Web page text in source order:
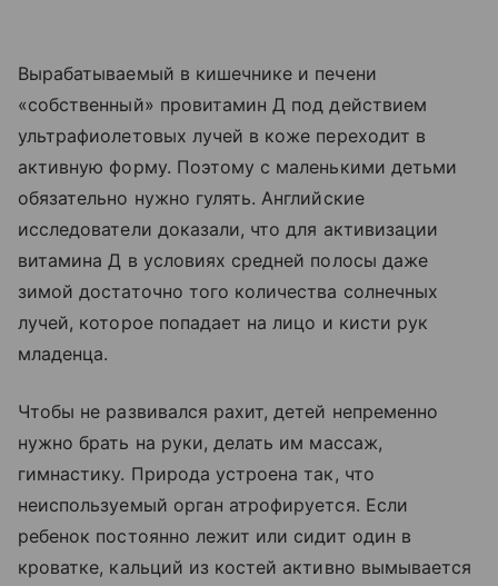
Вырабатываемый в кишечнике и печени
«собственный» провитамин Д под действием
ультрафиолетовых лучей в коже переходит в
активную форму. Поэтому с маленькими детьми
обязательно нужно гулять. Английские
исследователи доказали, что для активизации
витамина Д в условиях средней полосы даже
зимой достаточно того количества солнечных
лучей, которое попадает на лицо и кисти рук
младенца.
Чтобы не развивался рахит, детей непременно
нужно брать на руки, делать им массаж,
гимнастику. Природа устроена так, что
неиспользуемый орган атрофируется. Если
ребенок постоянно лежит или сидит один в
кроватке, кальций из костей активно вымывается